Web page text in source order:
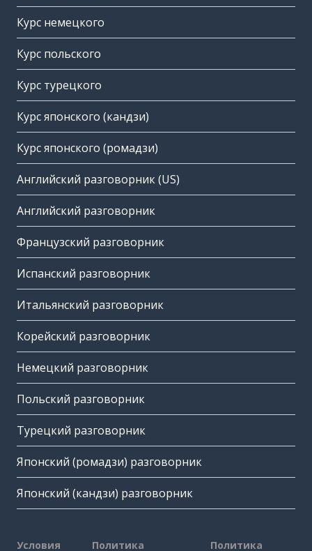
Курс немецкого
Курс польского
Курс турецкого
Курс японского (кандзи)
Курс японского (ромадзи)
Английский разговорник (US)
Английский разговорник
Французский разговорник
Испанский разговорник
Итальянский разговорник
Корейский разговорник
Немецкий разговорник
Польский разговорник
Турецкий разговорник
Японский (ромадзи) разговорник
Японский (кандзи) разговорник
Условия Политика Политика